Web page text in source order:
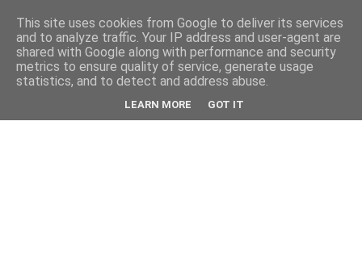
Back
Down
This site uses cookies from Google to deliver its services
and to analyze traffic. Your IP address and user-agent are
shared with Google along with performance and security
metrics to ensure quality of service, generate usage
statistics, and to detect and address abuse.
LEARN MORE GOT IT